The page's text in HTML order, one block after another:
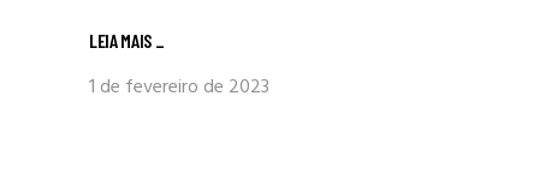
LEIA MAIS _
1 de fevereiro de 2023